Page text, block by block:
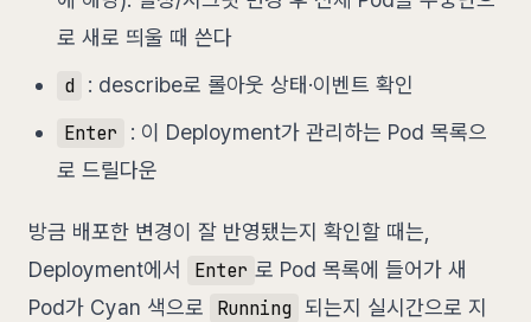
로 새로 띄울 때 쓴다
d : describe로 롤아웃 상태·이벤트 확인
Enter
: 이 Deployment가 관리하는 Pod 목록으
로 드릴다운
방금 배포한 변경이 잘 반영됐는지 확인할 때는,
Deployment에서
Enter 로 Pod 목록에 들어가 새
Pod가 Cyan 색으로
Running 되는지 실시간으로 지